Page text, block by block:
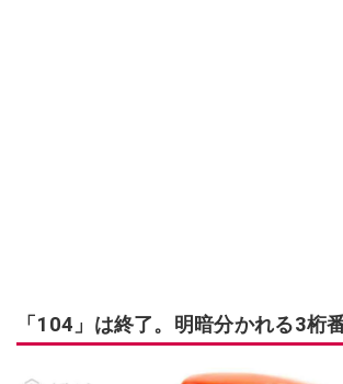
「104」は終了。明暗分かれる3桁